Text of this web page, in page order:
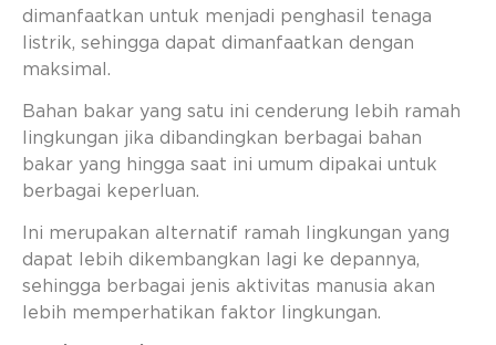
dimanfaatkan untuk menjadi penghasil tenaga
listrik, sehingga dapat dimanfaatkan dengan
maksimal.
Bahan bakar yang satu ini cenderung lebih ramah
lingkungan jika dibandingkan berbagai bahan
bakar yang hingga saat ini umum dipakai untuk
berbagai keperluan.
Ini merupakan alternatif ramah lingkungan yang
dapat lebih dikembangkan lagi ke depannya,
sehingga berbagai jenis aktivitas manusia akan
lebih memperhatikan faktor lingkungan.